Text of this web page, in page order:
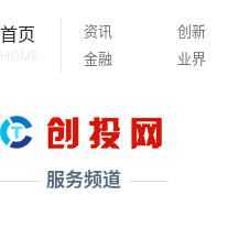
首页
HOME
资讯 创新
金融
业界
服务频道